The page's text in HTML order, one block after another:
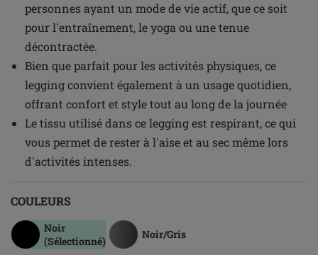
personnes ayant un mode de vie actif, que ce soit
pour l'entraînement, le yoga ou une tenue
décontractée.
Bien que parfait pour les activités physiques, ce
legging convient également à un usage quotidien,
offrant confort et style tout au long de la journée
Le tissu utilisé dans ce legging est respirant, ce qui
vous permet de rester à l'aise et au sec même lors
d'activités intenses.
COULEURS
Noir
(Sélectionné)
Noir/Gris